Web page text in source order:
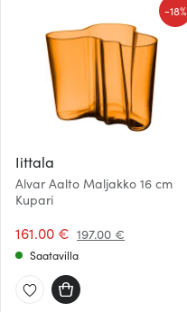
Iittala
Alvar Aalto Maljakko 16 cm
Kupari
161.00 € 197.00 €
-18%
Saatavilla